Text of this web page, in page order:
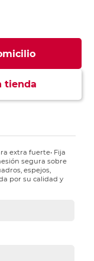
tienda
extra fuerte• Fija
segura sobre
espejos,
por su calidad y